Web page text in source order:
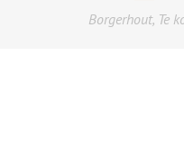
Borgerhout, Te